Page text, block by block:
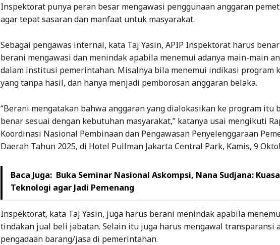
Inspektorat punya peran besar mengawasi penggunaan anggaran
agar tepat sasaran dan manfaat untuk masyarakat.
Sebagai pengawas internal, kata Taj Yasin, APIP Inspektorat harus
berani mengawasi dan menindak apabila menemui adanya main-main
dalam institusi pemerintahan. Misalnya bila menemui indikasi program
yang tanpa hasil, dan hanya menjadi pemborosan anggaran belaka.
“Berani mengatakan bahwa anggaran yang dialokasikan ke program itu
benar sesuai dengan kebutuhan masyarakat,” katanya usai mengikuti
Koordinasi Nasional Pembinaan dan Pengawasan Penyelenggaraan
Daerah Tahun 2025, di Hotel Pullman Jakarta Central Park, Kamis, 9
Baca Juga: Buka Seminar Nasional Askompsi, Nana Sudjana:
Teknologi agar Jadi Pemenang
Inspektorat, kata Taj Yasin, juga harus berani menindak apabila
tindakan jual beli jabatan. Selain itu juga harus mengawal transparansi
pengadaan barang/jasa di pemerintahan.